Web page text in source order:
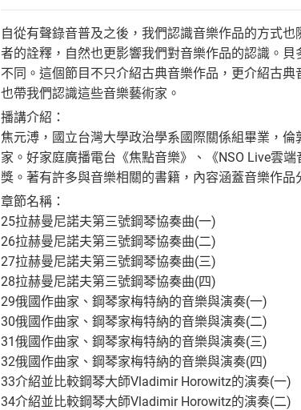
自從有聲錄音普及之後，我們認識音樂作品的方式
者的詮釋，自然也更影響我們對音樂作品的認識。
不同。這個節目不只介紹古典音樂作品，更介紹古
也帶我們認識這些音樂藝術家。
播講介紹：
焦元溥，國立台灣大學政治學系國際關係組畢業，
家。好家庭廣播電台《焦點音樂》、《NSO Live雲
獎。著有許多與音樂相關的書籍，內容涵蓋音樂作
章節名稱：
25拉赫曼尼諾夫第三號鋼琴協奏曲(一)
26拉赫曼尼諾夫第三號鋼琴協奏曲(二)
27拉赫曼尼諾夫第三號鋼琴協奏曲(三)
28拉赫曼尼諾夫第三號鋼琴協奏曲(四)
29俄國作曲家、鋼琴家梅特納的音樂與演奏(一)
30俄國作曲家、鋼琴家梅特納的音樂與演奏(二)
31俄國作曲家、鋼琴家梅特納的音樂與演奏(三)
32俄國作曲家、鋼琴家梅特納的音樂與演奏(四)
33介紹並比較鋼琴大師Vladimir Horowitz的演奏(一)
34介紹並比較鋼琴大師Vladimir Horowitz的演奏(二)